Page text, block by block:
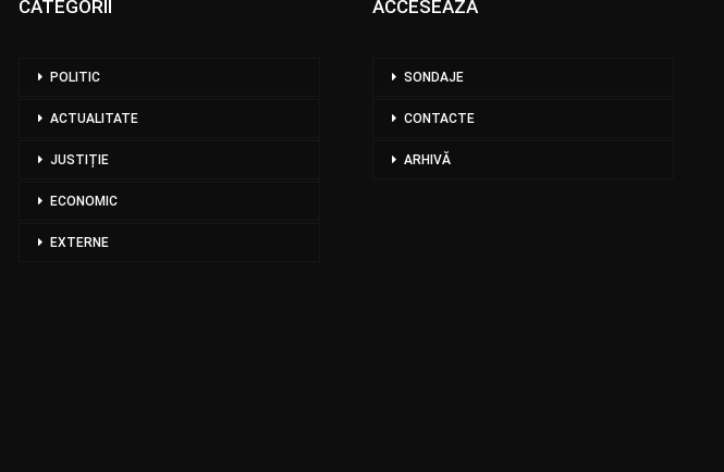
CATEGORII
POLITIC
ACTUALITATE
JUSTIȚIE
ECONOMIC
EXTERNE
ACCESEAZĂ
SONDAJE
CONTACTE
ARHIVĂ